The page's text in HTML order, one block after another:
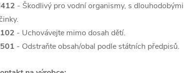
- Škodlivý pro vodní organismy, s dlouhodobými
- Uchovávejte mimo dosah dětí.
- Odstraňte obsah/obal podle státních předpisů.